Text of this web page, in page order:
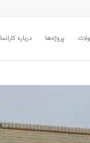
پروژه‌ها درباره کارانما